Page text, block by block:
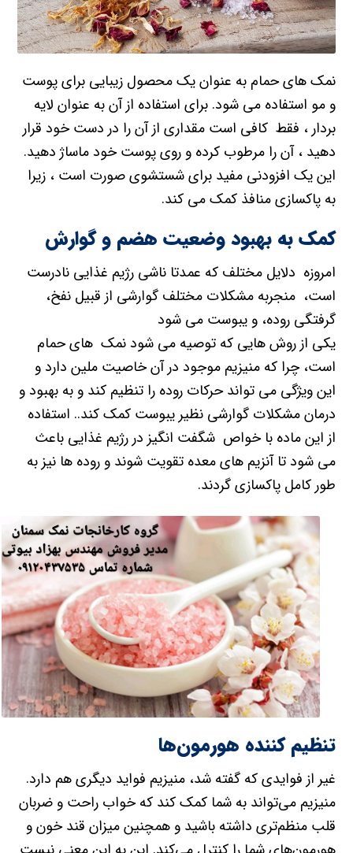
نمک های حمام به عنوان یک محصول زیبایی برای پوست
و مو استفاده می شود. برای استفاده از آن به عنوان لایه
بردار ، فقط کافی است مقداری از آن را در دست خود قرار
دهید ، آن را مرطوب کرده و روی پوست خود ماساژ دهید.
این یک افزودنی مفید برای شستشوی صورت است ، زیرا
به پاکسازی منافذ کمک می کند.
کمک به بهبود وضعیت هضم و گوارش
امروزه دلایل مختلف که عمدتا ناشی رژیم غذایی نادرست
است، منجربه مشکلات مختلف گوارشی از قبیل نفخ،
گرفتگی روده، و یبوست می شود
یکی از روش هایی که توصیه می شود نمک های حمام
است، چرا که منیزیم موجود در آن خاصیت ملین دارد و
این ویژگی می تواند حرکات روده را تنظیم کند و به بهبود و
درمان مشکلات گوارشی نظیر یبوست کمک کند.. استفاده
از این ماده با خواص شگفت انگیز در رژیم غذایی باعث
می شود تا آنزیم های معده تقویت شوند و روده ها نیز به
طور کامل پاکسازی گردند.
تنظیم کننده هورمون‌ها
غیر از فوایدی که گفته شد، منیزیم فواید دیگری هم دارد.
منیزیم می‌تواند به شما کمک کند که خواب راحت و ضربان
قلب منظم‌تری داشته باشید و همچنین میزان قند خون و